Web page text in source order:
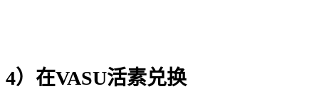
4）在VASU活素兑换